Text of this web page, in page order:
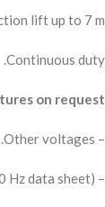
lift up to 7 m.
Continuous duty.
on request
– Other voltages.
– Frequency 60 Hz (as per 60 Hz data sheet).